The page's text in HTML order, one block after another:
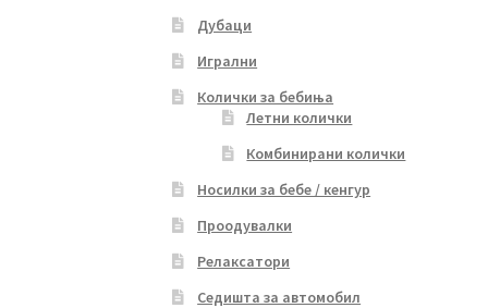
Дубаци
Игрални
Колички за бебиња
Летни колички
Комбинирани колички
Носилки за бебе / кенгур
Проодувалки
Релаксатори
Седишта за автомобил